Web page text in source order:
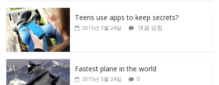
Teens use apps to keep secrets?
2015년 3월 24일 댓글 닫힘
Fastest plane in the world
2015년 3월 24일 0